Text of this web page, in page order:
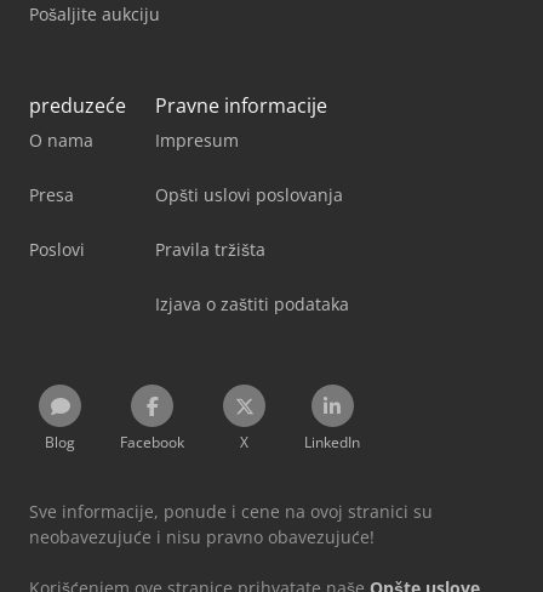
Pošaljite aukciju
preduzeće
O nama
Presa
Poslovi
Pravne informacije
Impresum
Opšti uslovi poslovanja
Pravila tržišta
Izjava o zaštiti podataka
Blog Facebook X LinkedIn
Sve informacije, ponude i cene na ovoj stranici su
neobavezujuće i nisu pravno obavezujuće!